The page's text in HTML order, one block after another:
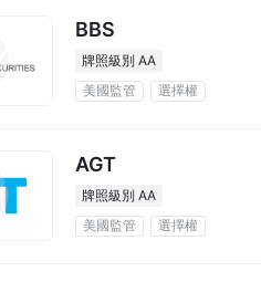
全部損失，因此在參與之前了解相
BBS
牌照級別 AA
美國監管
選擇權
AGT
牌照級別 AA
美國監管
選擇權